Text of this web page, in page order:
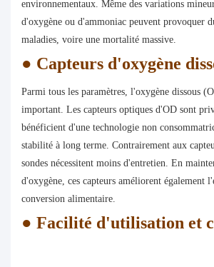
environnementaux. Même des variations
d'oxygène ou d'ammoniac peuvent provoquer
maladies, voire une mortalité massive.
● Capteurs d'oxygène
Parmi tous les paramètres, l'oxygène dissous
important. Les capteurs optiques d'OD sont
bénéficient d'une technologie non
stabilité à long terme. Contrairement aux
sondes nécessitent moins d'entretien. En
d'oxygène, ces capteurs améliorent également
conversion alimentaire.
● Facilité d'utilisation et